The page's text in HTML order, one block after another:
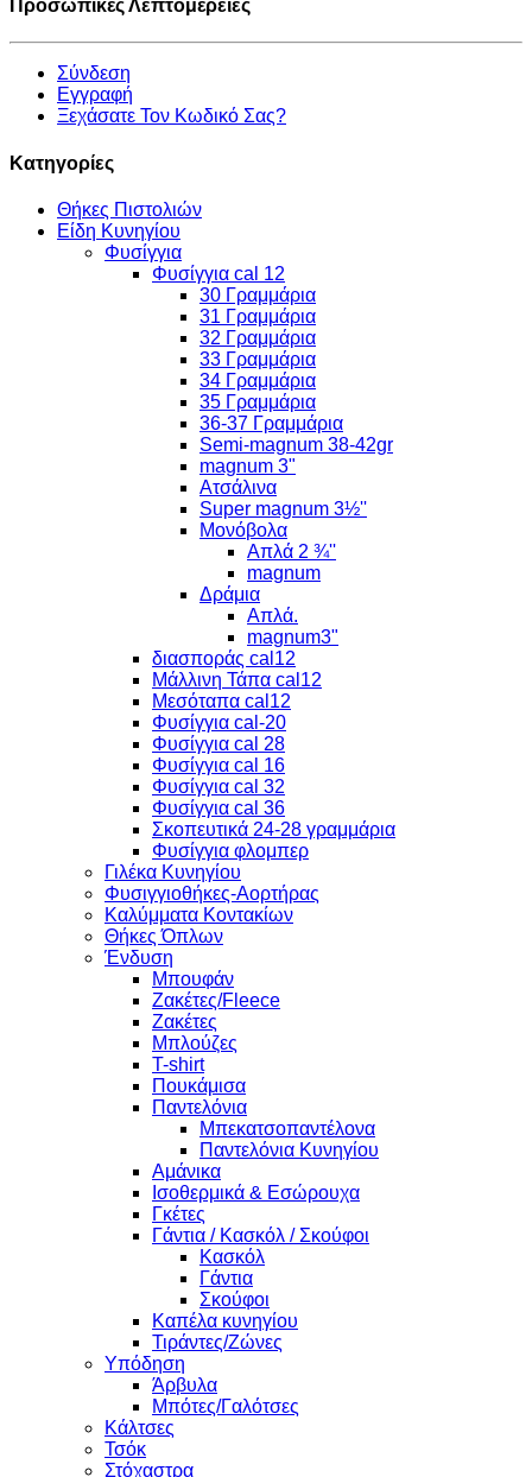
Προσωπικές Λεπτομέρειες
Σύνδεση
Εγγραφή
Ξεχάσατε Τον Κωδικό Σας?
Κατηγορίες
Θήκες Πιστολιών
Είδη Κυνηγίου
Φυσίγγια
Φυσίγγια cal 12
30 Γραμμάρια
31 Γραμμάρια
32 Γραμμάρια
33 Γραμμάρια
34 Γραμμάρια
35 Γραμμάρια
36-37 Γραμμάρια
Semi-magnum 38-42gr
magnum 3"
Ατσάλινα
Super magnum 3½''
Μονόβολα
Απλά 2 ¾''
magnum
Δράμια
Απλά.
magnum3"
διασποράς cal12
Μάλλινη Τάπα cal12
Μεσόταπα cal12
Φυσίγγια cal-20
Φυσίγγια cal 28
Φυσίγγια cal 16
Φυσίγγια cal 32
Φυσίγγια cal 36
Σκοπευτικά 24-28 γραμμάρια
Φυσίγγια φλομπερ
Γιλέκα Κυνηγίου
Φυσιγγιοθήκες-Αορτήρας
Καλύμματα Κοντακίων
Θήκες Όπλων
Ένδυση
Μπουφάν
Ζακέτες/Fleece
Ζακέτες
Μπλούζες
T-shirt
Πουκάμισα
Παντελόνια
Μπεκατσοπαντέλονα
Παντελόνια Κυνηγίου
Αμάνικα
Ισοθερμικά & Εσώρουχα
Γκέτες
Γάντια / Κασκόλ / Σκούφοι
Κασκόλ
Γάντια
Σκούφοι
Καπέλα κυνηγίου
Τιράντες/Ζώνες
Υπόδηση
Άρβυλα
Μπότες/Γαλότσες
Κάλτσες
Τσόκ
Στόχαστρα